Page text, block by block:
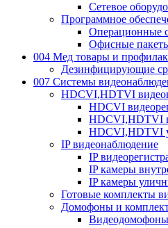
Сетевое
Программное
Операционные
Офисные
004 Мед товары и
Дезинфицирующие
007 Системы
HDCVI,HDTVI
HDCVI
HDCVI,HDTVI
HDCVI,HDTVI
IP видеонаблюдение
IP
IP камеры
IP камеры
Готовые комплекты
Домофоны и
Видеодомофоны